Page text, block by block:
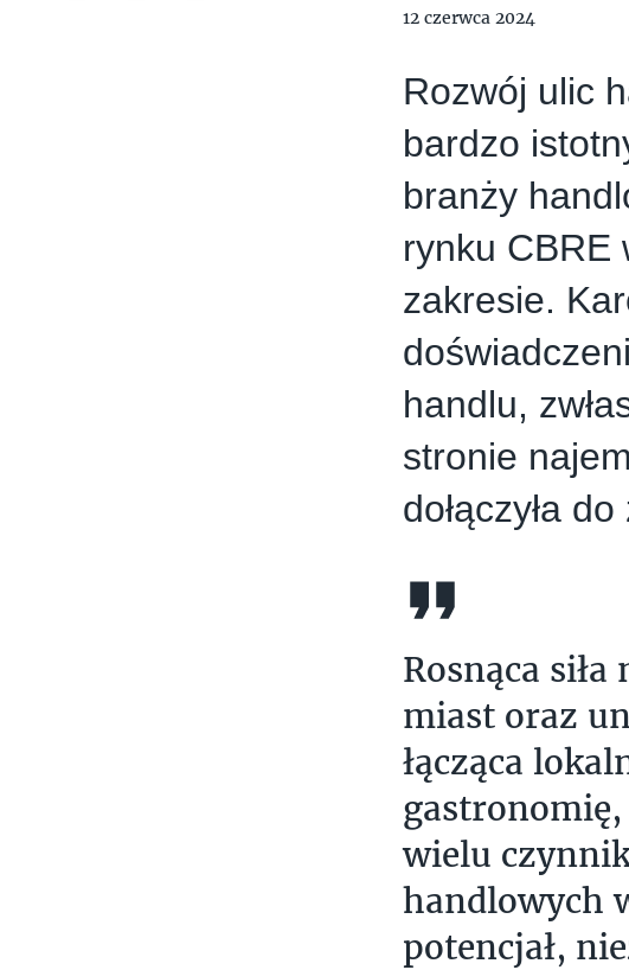
12 czerwca 2024
Rozwój ulic
bardzo
branży
rynku CBRE
zakresie.
handlu,
stronie
dołączyła
Rosnąca
miast oraz
łącząca
wielu
handlowych
potencjał,